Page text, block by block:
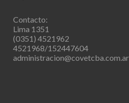
Contacto:
Lima 1351
(0351) 4521962
4521968/152447604
administracion@covetcba.com.ar